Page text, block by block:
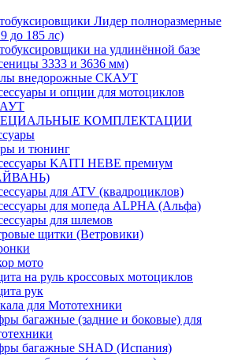
Лидер полноразмерные
до 185 лс)
на удлинённой базе
3333 и 3636 мм)
внедорожные СКАУТ
и опции для мотоциклов
КОМПЛЕКТАЦИИ
и тюнинг
KAITI HEBE премиум
для ATV (квадроциклов)
для мопеда ALPHA (Альфа)
для шлемов
щитки (Ветровики)
мото
на руль кроссовых мотоциклов
рук
для Мототехники
багажные (задние и боковые) для
багажные SHAD (Испания)